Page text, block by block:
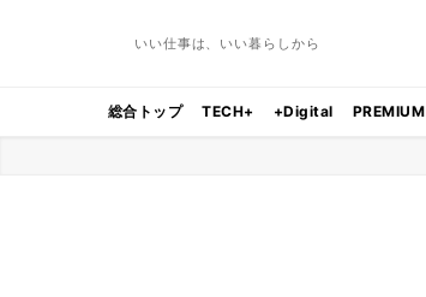
いい仕事は、いい暮らしから
総合トップ TECH+ +Digital PREMIUM